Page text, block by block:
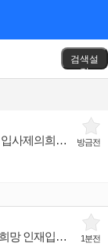
검색설
정
방금전
충북 청주시 흥덕구 에서 의류 일자리를 찾고있는 입사제의희망 인재입니다.
1분전
서울 전체 에서 명품 일자리를 찾고있는 입사제의희망 인재입니다.